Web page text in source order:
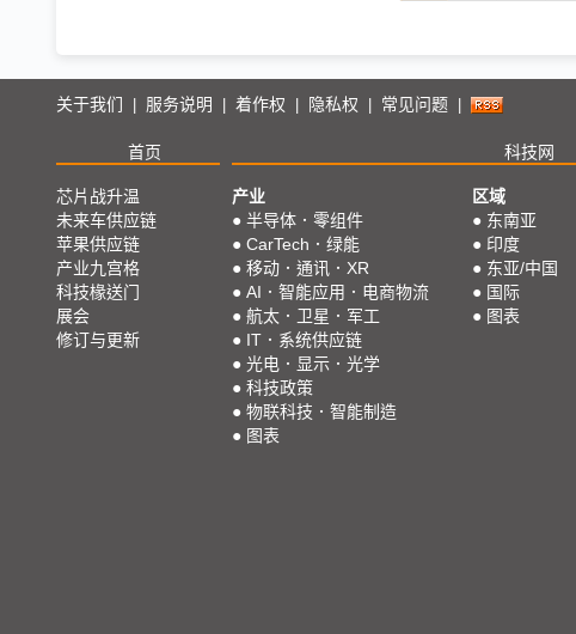
关于我们 服务说明 着作权 隐私权 常见问题
首页 科技网
芯片战升温
未来车供应链
苹果供应链
产业九宫格
科技椽送门
展会
修订与更新
产业
● 半导体．零组件
● CarTech．绿能
● 移动．通讯．XR
● AI．智能应用．电商物流
● 航太．卫星．军工
● IT．系统供应链
● 光电．显示．光学
● 科技政策
● 物联科技．智能制造
● 图表
区域
● 东南亚
● 印度
● 东亚/中国
● 国际
● 图表